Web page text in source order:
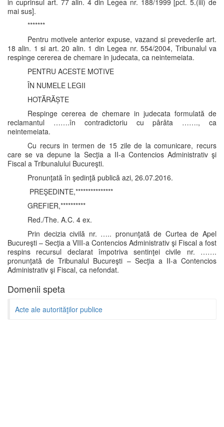
in cuprinsul art. 77 alin. 4 din Legea nr. 188/1999 [pct. 5.(iii) de
mai sus].
*******
Pentru motivele anterior expuse, vazand si prevederile art.
18 alin. 1 si art. 20 alin. 1 din Legea nr. 554/2004, Tribunalul va
respinge cererea de chemare in judecata, ca neintemeiata.
PENTRU ACESTE MOTIVE
ÎN NUMELE LEGII
HOTĂRĂȘTE
Respinge cererea de chemare in judecata formulată de
reclamantul …….în contradictoriu cu pârâta ……., ca
neintemeiata.
Cu recurs in termen de 15 zile de la comunicare, recurs
care se va depune la Secţia a II-a Contencios Administrativ şi
Fiscal a Tribunalului Bucureşti.
Pronunţată în şedinţă publică azi, 26.07.2016.
PREŞEDINTE,***************
GREFIER,**********
Red./The. A.C. 4 ex.
Prin decizia civilă nr. ….. pronunţată de Curtea de Apel
Bucureşti – Secţia a VIII-a Contencios Administrativ şi Fiscal a fost
respins recursul declarat împotriva sentinţei civile nr. …….
pronunţată de Tribunalul Bucureşti – Secţia a II-a Contencios
Administrativ şi Fiscal, ca nefondat.
Domenii speta
Acte ale autorităţilor publice